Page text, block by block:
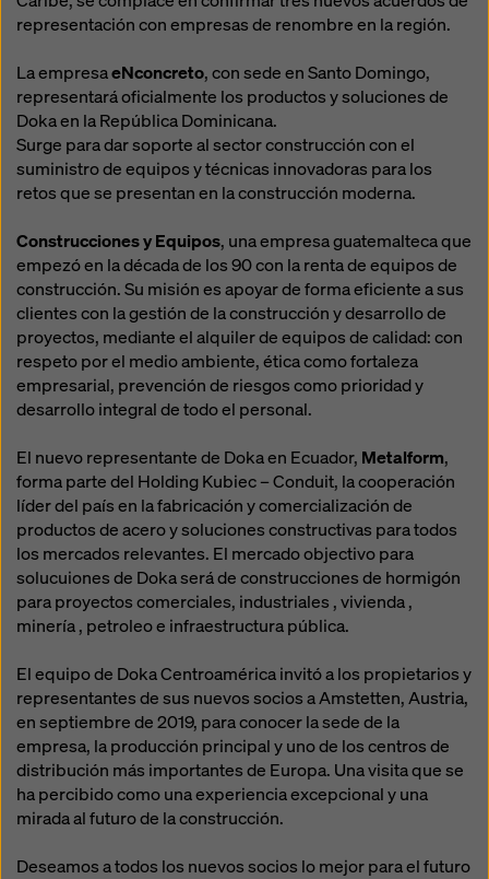
representación con empresas de renombre en la región.
La empresaeNconcreto, con sede en Santo Domingo,
representará oficialmente los productos y soluciones de
Doka en la República Dominicana.
Surge para dar soporte al sector construcción con el
suministro de equipos y técnicas innovadoras para los
retos que se presentan en la construcción moderna.
Construcciones y Equipos, una empresa guatemalteca que
empezó en la década de los 90 con la renta de equipos de
construcción. Su misión es apoyar de forma eficiente a sus
clientes con la gestión de la construcción y desarrollo de
proyectos, mediante el alquiler de equipos de calidad: con
respeto por el medio ambiente, ética como fortaleza
empresarial, prevención de riesgos como prioridad y
desarrollo integral de todo el personal.
El nuevo representante de Doka en Ecuador, Metalform,
forma parte del Holding Kubiec – Conduit, la cooperación
líder del país en la fabricación y comercialización de
productos de acero y soluciones constructivas para todos
los mercados relevantes. El mercado objectivo para
solucuiones de Doka será de construcciones de hormigón
para proyectos comerciales, industriales , vivienda ,
minería , petroleo e infraestructura pública.
El equipo de Doka Centroamérica invitó a los propietarios y
representantes de sus nuevos socios a Amstetten, Austria,
en septiembre de 2019, para conocer la sede de la
empresa, la producción principal y uno de los centros de
distribución más importantes de Europa. Una visita que se
ha percibido como una experiencia excepcional y una
mirada al futuro de la construcción.
Deseamos a todos los nuevos socios lo mejor para el futuro
legales efectivos contra esto. Puede rechazar todas
las cookies que requieran consentimiento haciendo
cookieshaciendo clic en configuración de cookies en
la parte inferior de este sitio web y utilizando las
casillas de verificación correspondientes. Puede
revocar su consentimiento en cualquier momento con
efecto futuro y sin indicar un motivo haciendo clic en
configuración de cookiesen la parte inferior de este
Puede encontrar más información sobre nuestras
cookiesen nuestra política de privacidad. También le
ofrecemos la opción de seleccionar sus cookies
(configuración avanzada de cookies).